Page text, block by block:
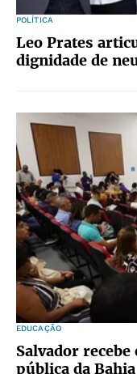
POLÍTICA
Leo Prates
dignidade de
EDUCAÇÃO
Salvador
pública da Bahia